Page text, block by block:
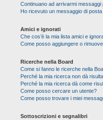
Continuano ad arrivarmi messaggi
Ho ricevuto un messaggio di
Amici e ignorati
Che cos’è la mia lista amici e
Come posso aggiungere o
Ricerche nella Board
Come si fanno le ricerche nella
Perché la mia ricerca non dà
Perché la mia ricerca dà come
Come posso cercare un utente?
Come posso trovare i miei
Sottoscrizioni e segnalibri